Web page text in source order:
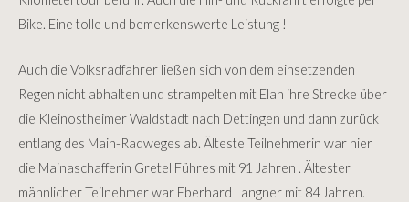
Bike. Eine tolle und bemerkenswerte Leistung !
Auch die Volksradfahrer ließen sich von dem einsetzenden
Regen nicht abhalten und strampelten mit Elan ihre Strecke über
die Kleinostheimer Waldstadt nach Dettingen und dann zurück
entlang des Main-Radweges ab. Älteste Teilnehmerin war hier
die Mainaschafferin Gretel Führes mit 91 Jahren . Ältester
männlicher Teilnehmer war Eberhard Langner mit 84 Jahren.